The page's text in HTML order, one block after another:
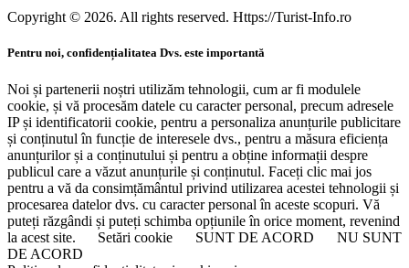
Copyright © 2026. All rights reserved. Https://Turist-Info.ro
Pentru noi, confidențialitatea Dvs. este importantă
Noi și partenerii noștri utilizăm tehnologii, cum ar fi modulele
cookie, și vă procesăm datele cu caracter personal, precum adresele
IP și identificatorii cookie, pentru a personaliza anunțurile publicitare
și conținutul în funcție de interesele dvs., pentru a măsura eficiența
anunțurilor și a conținutului și pentru a obține informații despre
publicul care a văzut anunțurile și conținutul. Faceți clic mai jos
pentru a vă da consimțământul privind utilizarea acestei tehnologii și
procesarea datelor dvs. cu caracter personal în aceste scopuri. Vă
puteți răzgândi și puteți schimba opțiunile în orice moment, revenind
la acest site.
Setări cookie SUNT DE ACORD
NU SUNT
DE ACORD